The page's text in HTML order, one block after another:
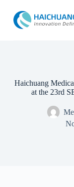
Haichuang
at the 23rd